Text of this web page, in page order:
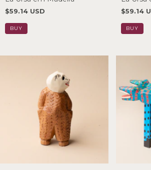
$59.14 USD $59.14